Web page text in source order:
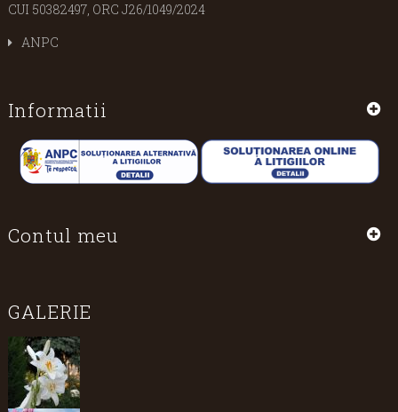
CUI 50382497, ORC J26/1049/2024
ANPC
Informatii
Contul meu
GALERIE